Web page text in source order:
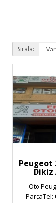
Sırala:
Peugeot
Dikiz
Oto
ParçaTel: